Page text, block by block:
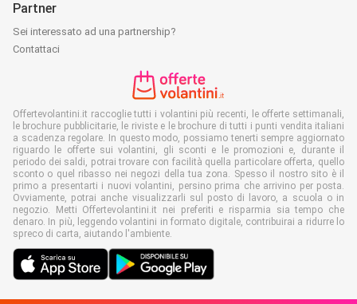
Partner
Sei interessato ad una partnership?
Contattaci
Offertevolantini.it raccoglie tutti i volantini più recenti, le offerte settimanali,
le brochure pubblicitarie, le riviste e le brochure di tutti i punti vendita italiani
a scadenza regolare. In questo modo, possiamo tenerti sempre aggiornato
riguardo le offerte sui volantini, gli sconti e le promozioni e, durante il
periodo dei saldi, potrai trovare con facilità quella particolare offerta, quello
sconto o quel ribasso nei negozi della tua zona. Spesso il nostro sito è il
primo a presentarti i nuovi volantini, persino prima che arrivino per posta.
Ovviamente, potrai anche visualizzarli sul posto di lavoro, a scuola o in
negozio. Metti Offertevolantini.it nei preferiti e risparmia sia tempo che
denaro. In più, leggendo volantini in formato digitale, contribuirai a ridurre lo
spreco di carta, aiutando l'ambiente.